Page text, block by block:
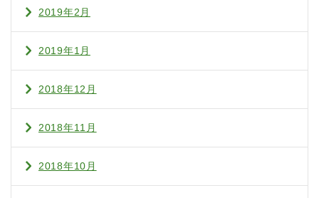
2019年2月
2019年1月
2018年12月
2018年11月
2018年10月